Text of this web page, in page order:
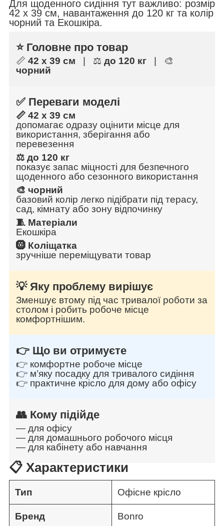
Для щоденного сидіння тут важливо: розмір
42 x 39 см, навантаження до 120 кг та колір
чорний та Екошкіра.
⭐ Головне про товар
📏 42 x 39 см | ⚖️ до 120 кг | 🎨
чорний
✅ Переваги моделі
📏 42 x 39 см
допомагає одразу оцінити місце для
використання, зберігання або
перевезення
⚖️ до 120 кг
показує запас міцності для безпечного
щоденного або сезонного використання
🎨 чорний
базовий колір легко підібрати під терасу,
сад, кімнату або зону відпочинку
🧵 Матеріали
Екошкіра
🛞 Коліщатка
зручніше переміщувати товар
💡 Яку проблему вирішує
Зменшує втому під час тривалої роботи за
столом і робить робоче місце
комфортнішим.
👉 Що ви отримуєте
👉 комфортне робоче місце
👉 м’яку посадку для тривалого сидіння
👉 практичне крісло для дому або офісу
👥 Кому підійде
— для офісу
— для домашнього робочого місця
— для кабінету або навчання
📋 Характеристики
Тип Офісне крісло
Бренд Bonro